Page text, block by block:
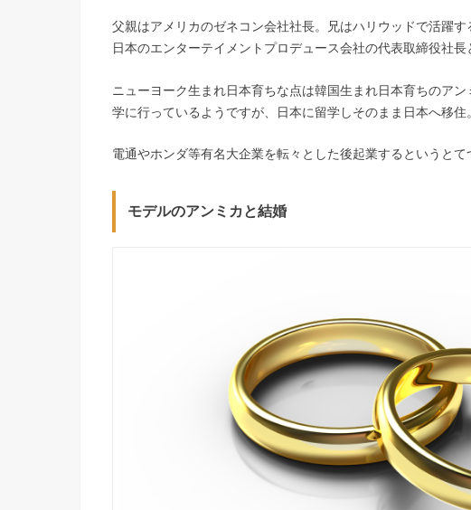
父親はアメリカのゼネコン会社社長。兄はハリウッドで活躍
日本のエンターテイメントプロデュース会社の代表取締役社長
ニューヨーク生まれ日本育ちな点は韓国生まれ日本育ちのア
学に行っているようですが、日本に留学しそのまま日本へ移住。
電通やホンダ等有名大企業を転々とした後起業するというとて
モデルのアンミカと結婚